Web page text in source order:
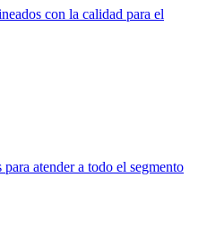
con la calidad para el
atender a todo el segmento